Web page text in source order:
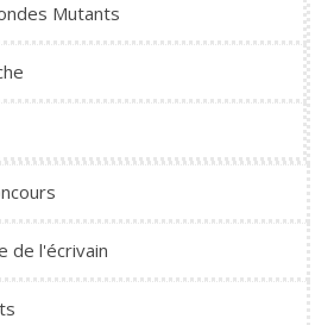
Mutants
de l'écrivain